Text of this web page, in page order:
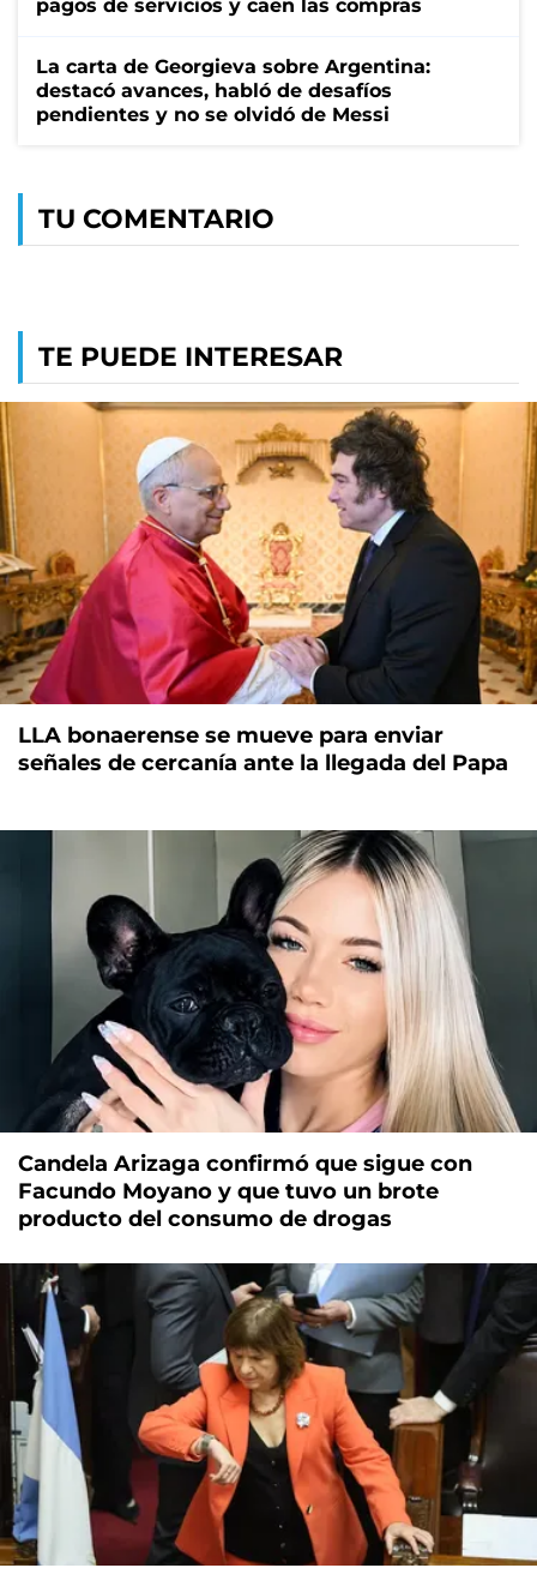
pagos de servicios y caen las compras
La carta de Georgieva sobre Argentina:
destacó avances, habló de desafíos
pendientes y no se olvidó de Messi
TU COMENTARIO
TE PUEDE INTERESAR
LLA bonaerense se mueve para enviar
señales de cercanía ante la llegada del Papa
Candela Arizaga confirmó que sigue con
Facundo Moyano y que tuvo un brote
producto del consumo de drogas